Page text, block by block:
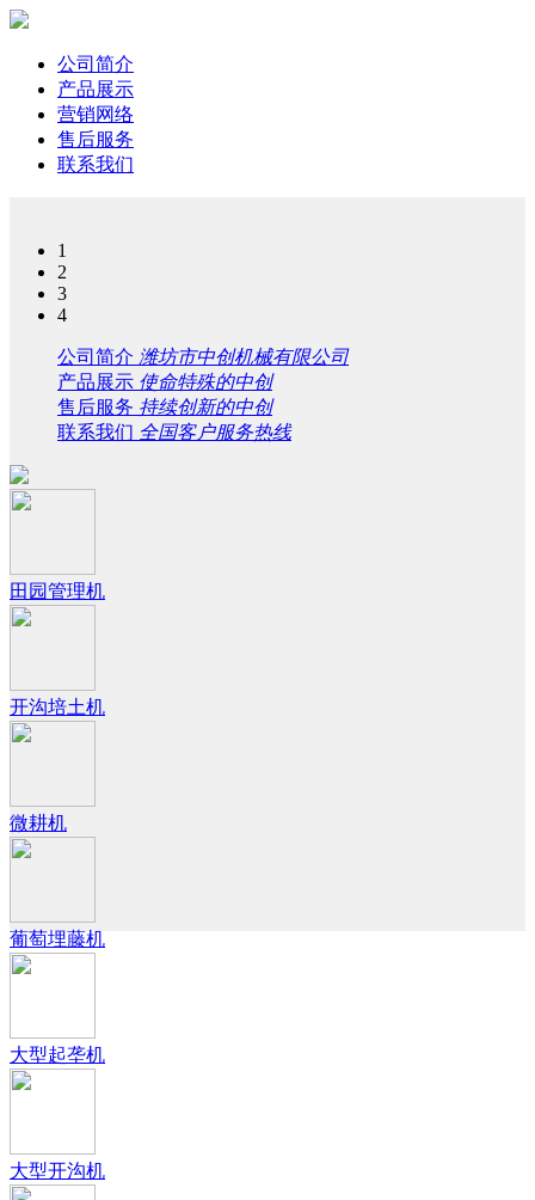
公司简介
产品展示
营销网络
售后服务
联系我们
1
2
3
4
公司简介 潍坊市中创机械有限公司
产品展示 使命特殊的中创
售后服务 持续创新的中创
联系我们 全国客户服务热线
田园管理机
开沟培土机
微耕机
葡萄埋藤机
大型起垄机
大型开沟机